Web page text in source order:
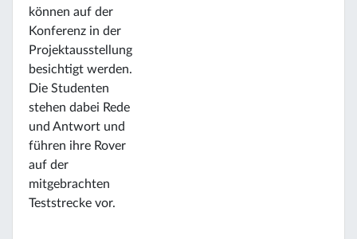
können auf der
Konferenz in der
Projektausstellung
besichtigt werden.
Die Studenten
stehen dabei Rede
und Antwort und
führen ihre Rover
auf der
mitgebrachten
Teststrecke vor.